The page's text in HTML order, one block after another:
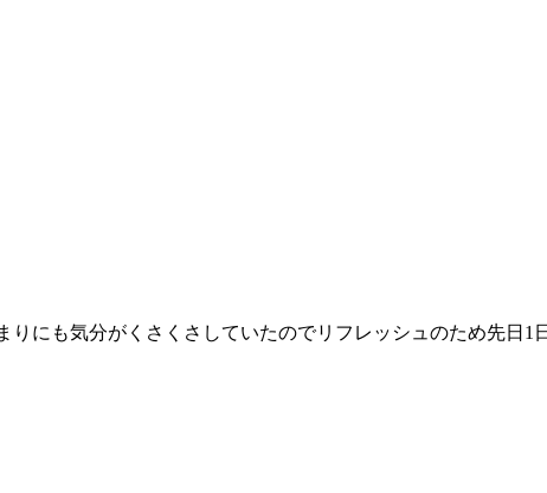
にも気分がくさくさしていたのでリフレッシュのため先日